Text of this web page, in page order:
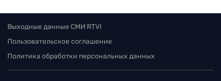
Выходные данные СМИ RTVI
Пользовательское соглашение
Политика обработки персональных данных